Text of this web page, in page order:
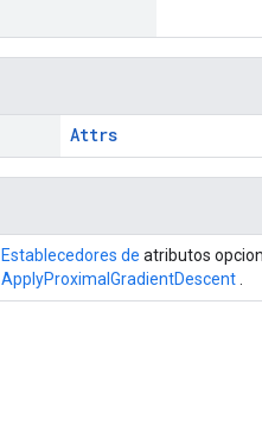
Attrs
Establecedores de atributos
ApplyProximalGradientDescent